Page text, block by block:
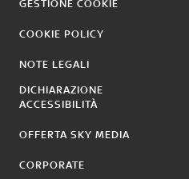
GESTIONE COOKIE
COOKIE POLICY
NOTE LEGALI
DICHIARAZIONE
ACCESSIBILITÀ
OFFERTA SKY MEDIA
CORPORATE